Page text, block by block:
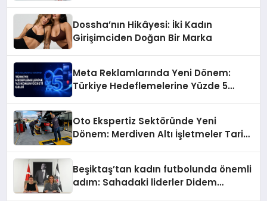
Dossha’nın Hikâyesi: İki Kadın
Girişimciden Doğan Bir Marka
Meta Reklamlarında Yeni Dönem:
Türkiye Hedeflemelerine Yüzde 5
Oto Ekspertiz Sektöründe Yeni
Dönem: Merdiven Altı İşletmeler Tarih
Beşiktaş’tan kadın futbolunda önemli
adım: Sahadaki liderler Didem